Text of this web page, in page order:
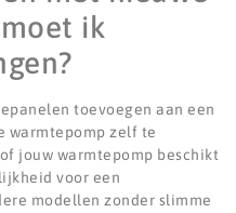
ik
toevoegen aan een
warmtepomp zelf te
jouw warmtepomp beschikt
voor een
modellen zonder slimme